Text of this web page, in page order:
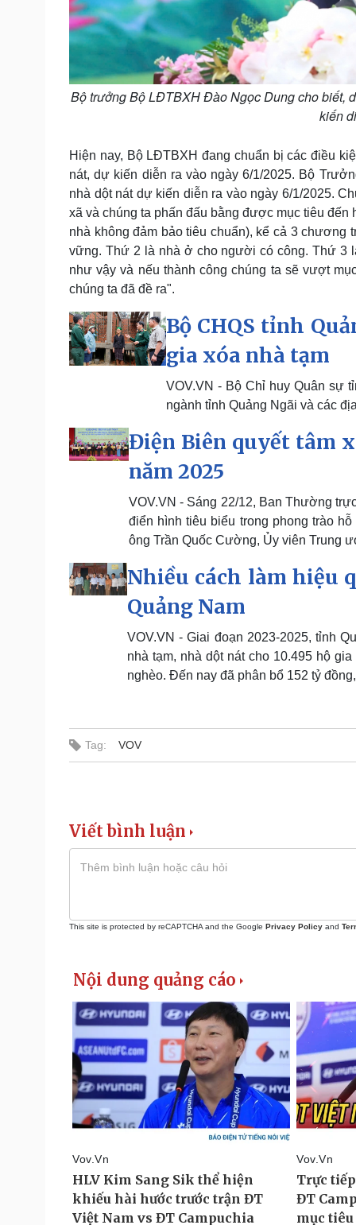
Bộ trưởng Bộ LĐTBXH Đào Ngọc Dung cho biết,
kiến
Hiện nay, Bộ LĐTBXH đang chuẩn bị các điều
nát, dự kiến diễn ra vào ngày 6/1/2025. Bộ
nhà dột nát dự kiến diễn ra vào ngày 6/1/2025.
xã và chúng ta phấn đấu bằng được mục tiêu đến
nhà không đảm bảo tiêu chuẩn), kể cả 3
vững. Thứ 2 là nhà ở cho người có công. Thứ 3
như vậy và nếu thành công chúng ta sẽ vượt
chúng ta đã đề ra".
Bộ CHQS tỉnh
gia xóa nhà tạm
VOV.VN - Bộ Chỉ huy Quân sự
ngành tỉnh Quảng Ngãi và các
Điện Biên quyết tâm
năm 2025
VOV.VN - Sáng 22/12, Ban Thường
điển hình tiêu biểu trong phong trào
ông Trần Quốc Cường, Ủy viên Trung
Nhiều cách làm hiệu
Quảng Nam
VOV.VN - Giai đoạn 2023-2025, tỉnh
nhà tạm, nhà dột nát cho 10.495 hộ
nghèo. Đến nay đã phân bổ 152 tỷ
Tag: VOV
Viết bình luận
This site is protected by reCAPTCHA and the Google Privacy Policy and